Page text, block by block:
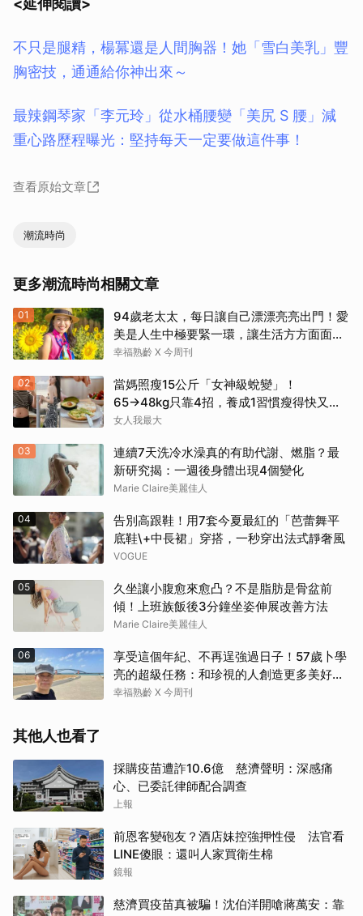
<延伸閱讀>
不只是腿精，楊冪還是人間胸器！她「雪白美乳」豐
胸密技，通通給你神出來～
最辣鋼琴家「李元玲」從水桶腰變「美尻 S 腰」減
重心路歷程曝光：堅持每天一定要做這件事！
查看原始文章
潮流時尚
更多潮流時尚相關文章
01
94歲老太太，每日讓自己漂漂亮亮出門！愛
美是人生中極要緊一環，讓生活方方面面，
更加豐富有樂趣
幸福熟齡 X 今周刊
02
當媽照瘦15公斤「女神級蛻變」！
65→48kg只靠4招，養成1習慣瘦得快又不
復胖
女人我最大
03
連續7天洗冷水澡真的有助代謝、燃脂？最
新研究揭：一週後身體出現4個變化
Marie Claire美麗佳人
04
告別高跟鞋！用7套今夏最紅的「芭蕾舞平
底鞋\+中長裙」穿搭，一秒穿出法式靜奢風
VOGUE
05
久坐讓小腹愈來愈凸？不是脂肪是骨盆前
傾！上班族飯後3分鐘坐姿伸展改善方法
Marie Claire美麗佳人
06
享受這個年紀、不再逞強過日子！57歲卜學
亮的超級任務：和珍視的人創造更多美好記
憶
幸福熟齡 X 今周刊
其他人也看了
採購疫苗遭詐10.6億 慈濟聲明：深感痛
心、已委託律師配合調查
上報
前恩客變砲友？酒店妹控強押性侵 法官看
LINE傻眼：還叫人家買衛生棉
鏡報
慈濟買疫苗真被騙！沈伯洋開嗆蔣萬安：靠